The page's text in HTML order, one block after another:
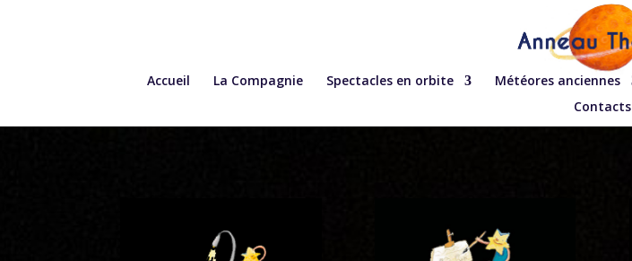
Accueil La Compagnie Spectacles en orbite Météores anciennes
Contacts